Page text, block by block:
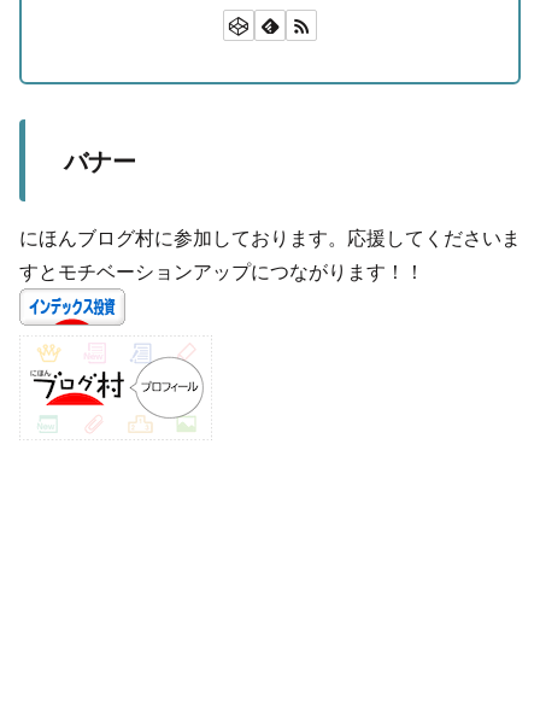
バナー
にほんブログ村に参加しております。応援してくださいま
すとモチベーションアップにつながります！！